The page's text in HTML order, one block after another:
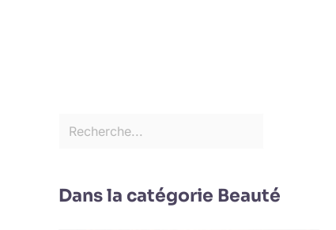
Dans la catégorie Beauté